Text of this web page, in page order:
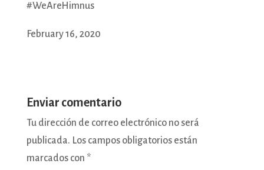
#WeAreHimnus
February 16, 2020
Enviar comentario
Tu dirección de correo electrónico no será
publicada. Los campos obligatorios están
marcados con *